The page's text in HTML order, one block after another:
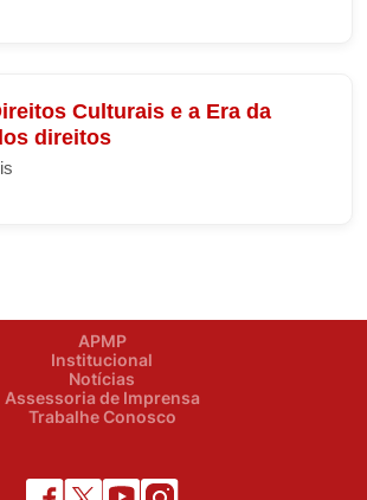
Culturais e a Era da
direitos
APMP
Institucional
Notícias
Assessoria de Imprensa
Trabalhe Conosco